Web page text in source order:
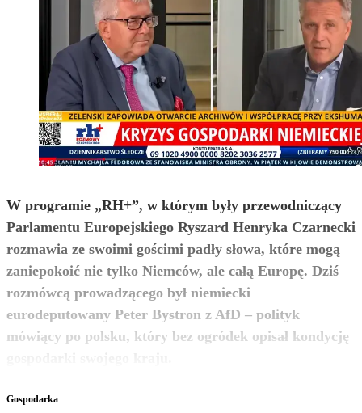
W programie „RH+”, w którym były przewodniczący
Parlamentu Europejskiego Ryszard Henryka Czarnecki
rozmawia ze swoimi gościmi padły słowa, które mogą
zaniepokoić nie tylko Niemców, ale całą Europę. Dziś
rozmówcą prowadzącego był niemiecki
eurodeputowany Peter Bystron z AfD – polityk
mówiący po polsku, który bez ogródek opisał kondycję
zobacz więcej
Gospodarka